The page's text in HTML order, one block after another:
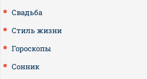
Свадьба
Стиль жизни
Гороскопы
Сонник